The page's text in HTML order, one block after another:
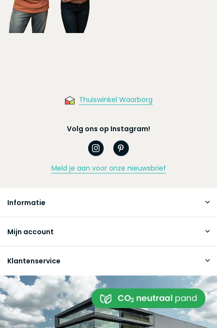
Thuiswinkel Waarborg
Volg ons op Instagram!
Meld je aan voor onze nieuwsbrief
Informatie
Mijn account
Klantenservice